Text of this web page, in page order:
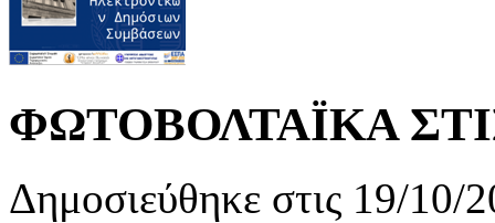
ΦΩΤΟΒΟΛΤΑΪΚΑ
Δημοσιεύθηκε στις 19/10/